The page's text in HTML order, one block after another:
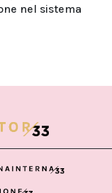
nel sistema